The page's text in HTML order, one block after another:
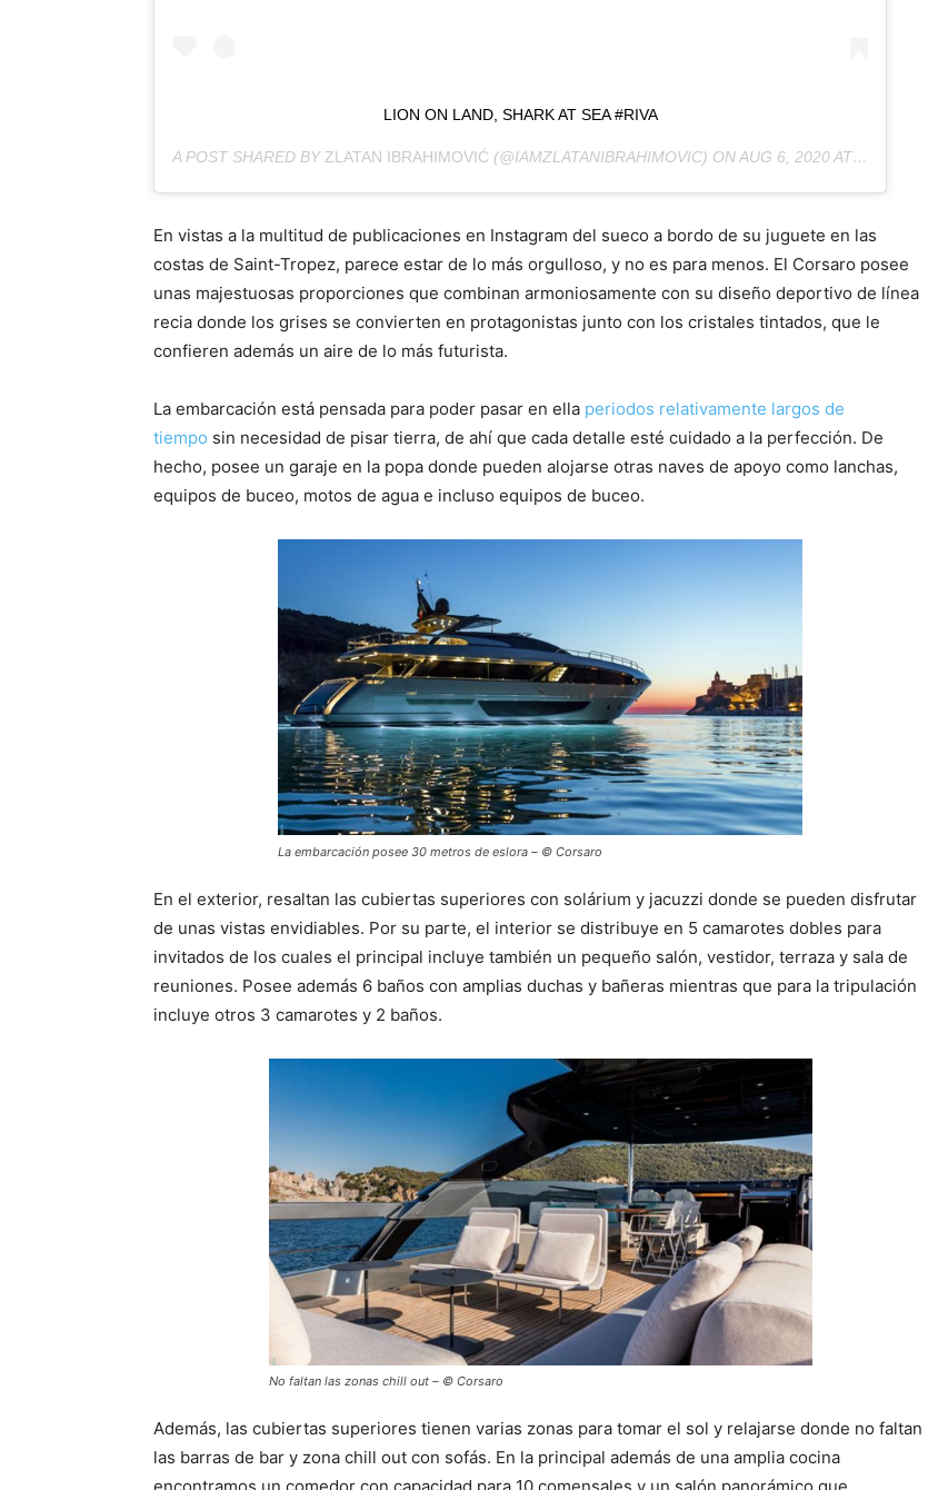
LION ON LAND, SHARK AT SEA #RIVA
A POST SHARED BY ZLATAN IBRAHIMOVIĆ (@IAMZLATANIBRAHIMOVIC) ONAUG 6, 2020 AT 12:07PM PDT
En vistas a la multitud de publicaciones en Instagram del sueco a bordo de su juguete en las
costas de Saint-Tropez, parece estar de lo más orgulloso, y no es para menos. El Corsaro posee
unas majestuosas proporciones que combinan armoniosamente con su diseño deportivo de línea
recia donde los grises se convierten en protagonistas junto con los cristales tintados, que le
confieren además un aire de lo más futurista.
La embarcación está pensada para poder pasar en ella periodos relativamente largos de
tiempo sin necesidad de pisar tierra, de ahí que cada detalle esté cuidado a la perfección. De
hecho, posee un garaje en la popa donde pueden alojarse otras naves de apoyo como lanchas,
equipos de buceo, motos de agua e incluso equipos de buceo.
La embarcación posee 30 metros de eslora – © Corsaro
En el exterior, resaltan las cubiertas superiores con solárium y jacuzzi donde se pueden disfrutar
de unas vistas envidiables. Por su parte, el interior se distribuye en 5 camarotes dobles para
invitados de los cuales el principal incluye también un pequeño salón, vestidor, terraza y sala de
reuniones. Posee además 6 baños con amplias duchas y bañeras mientras que para la tripulación
incluye otros 3 camarotes y 2 baños.
No faltan las zonas chill out – © Corsaro
Además, las cubiertas superiores tienen varias zonas para tomar el sol y relajarse donde no faltan
las barras de bar y zona chill out con sofás. En la principal además de una amplia cocina